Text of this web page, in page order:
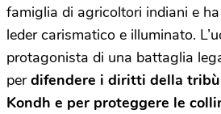
famiglia di agricoltori indiani e ha
leder carismatico e illuminato.
protagonista di una battaglia
perdifendere i diritti della
Kondh e per proteggere le